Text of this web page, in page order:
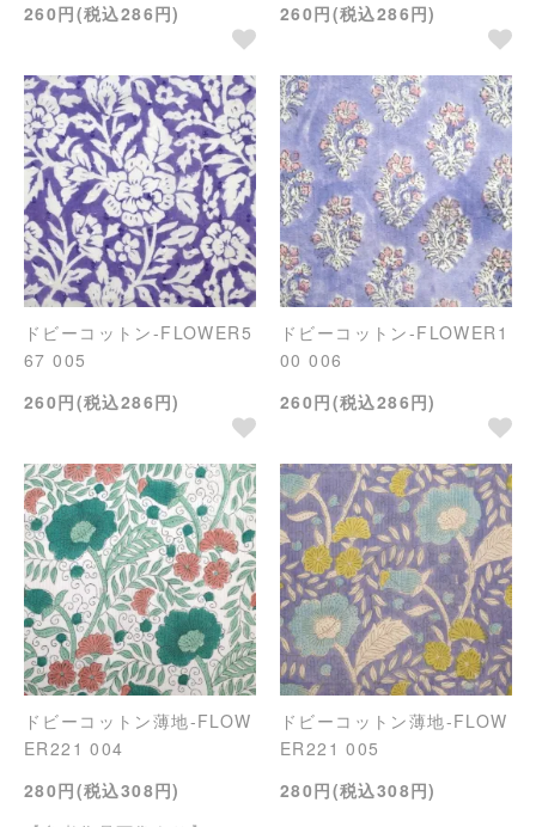
260円(税込286円)
260円(税込286円)
ドビーコットン-FLOWER5
67 005
260円(税込286円)
ドビーコットン-FLOWER1
00 006
260円(税込286円)
ドビーコットン薄地-FLOW
ER221 004
280円(税込308円)
ドビーコットン薄地-FLOW
ER221 005
280円(税込308円)